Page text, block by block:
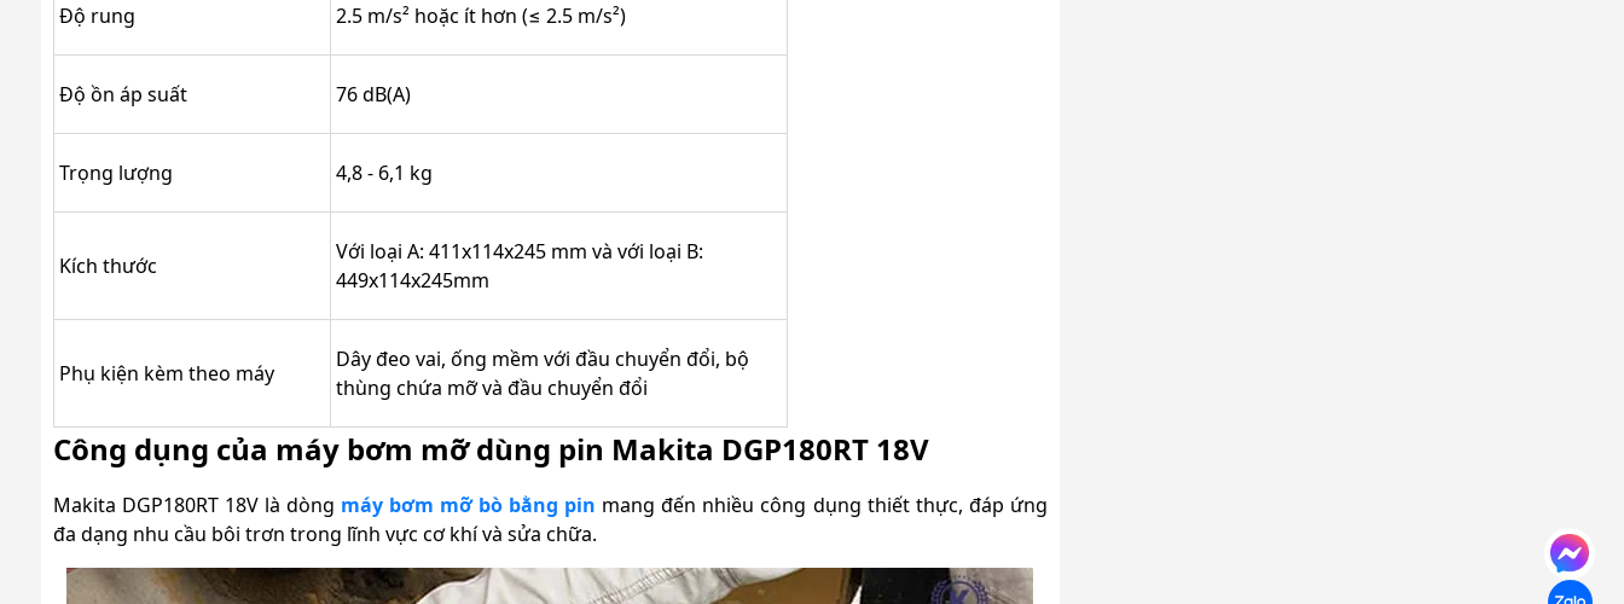
Độ rung 2.5 m/s² hoặc ít hơn (≤ 2.5 m/s²)
Độ ồn áp suất 76 dB(A)
Trọng lượng 4,8 - 6,1 kg
Kích thước
Với loại A: 411x114x245 mm và với loại B:
449x114x245mm
Phụ kiện kèm theo máy
Dây đeo vai, ống mềm với đầu chuyển đổi, bộ
thùng chứa mỡ và đầu chuyển đổi
Công dụng của máy bơm mỡ dùng pin Makita DGP180RT 18V
Makita DGP180RT 18V là dòng máy bơm mỡ bò bằng pin mang đến nhiều công dụng thiết thực, đáp ứng
đa dạng nhu cầu bôi trơn trong lĩnh vực cơ khí và sửa chữa.